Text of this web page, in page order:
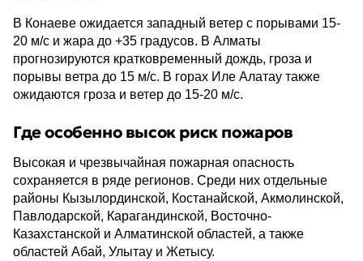
В Конаеве ожидается западный ветер с порывами 15-
20 м/с и жара до +35 градусов. В Алматы
прогнозируются кратковременный дождь, гроза и
порывы ветра до 15 м/с. В горах Иле Алатау также
ожидаются гроза и ветер до 15-20 м/с.
Где особенно высок риск пожаров
Высокая и чрезвычайная пожарная опасность
сохраняется в ряде регионов. Среди них отдельные
районы Кызылординской, Костанайской, Акмолинской,
Павлодарской, Карагандинской, Восточно-
Казахстанской и Алматинской областей, а также
областей Абай, Улытау и Жетысу.